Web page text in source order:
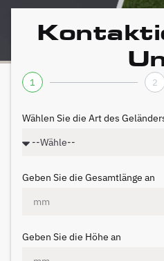
1 2
Wählen Sie die Art des
Geben Sie die Gesamtlänge an
Geben Sie die Höhe an